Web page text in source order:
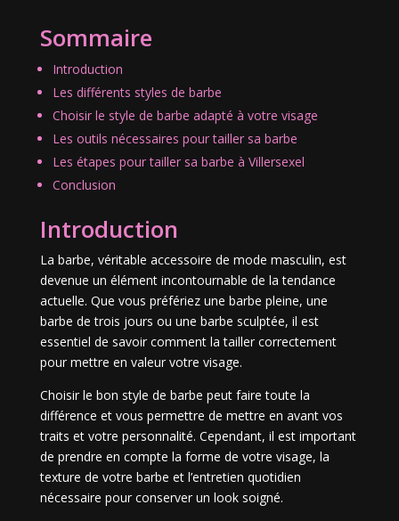
Sommaire
Introduction
Les différents styles de barbe
Choisir le style de barbe adapté à votre visage
Les outils nécessaires pour tailler sa barbe
Les étapes pour tailler sa barbe à Villersexel
Conclusion
Introduction
La barbe, véritable accessoire de mode masculin, est
devenue un élément incontournable de la tendance
actuelle. Que vous préfériez une barbe pleine, une
barbe de trois jours ou une barbe sculptée, il est
essentiel de savoir comment la tailler correctement
pour mettre en valeur votre visage.
Choisir le bon style de barbe peut faire toute la
différence et vous permettre de mettre en avant vos
traits et votre personnalité. Cependant, il est important
de prendre en compte la forme de votre visage, la
texture de votre barbe et l’entretien quotidien
nécessaire pour conserver un look soigné.